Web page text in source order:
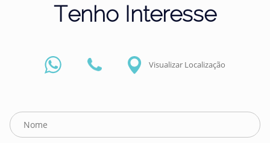
Tenho Interesse
Visualizar Localização